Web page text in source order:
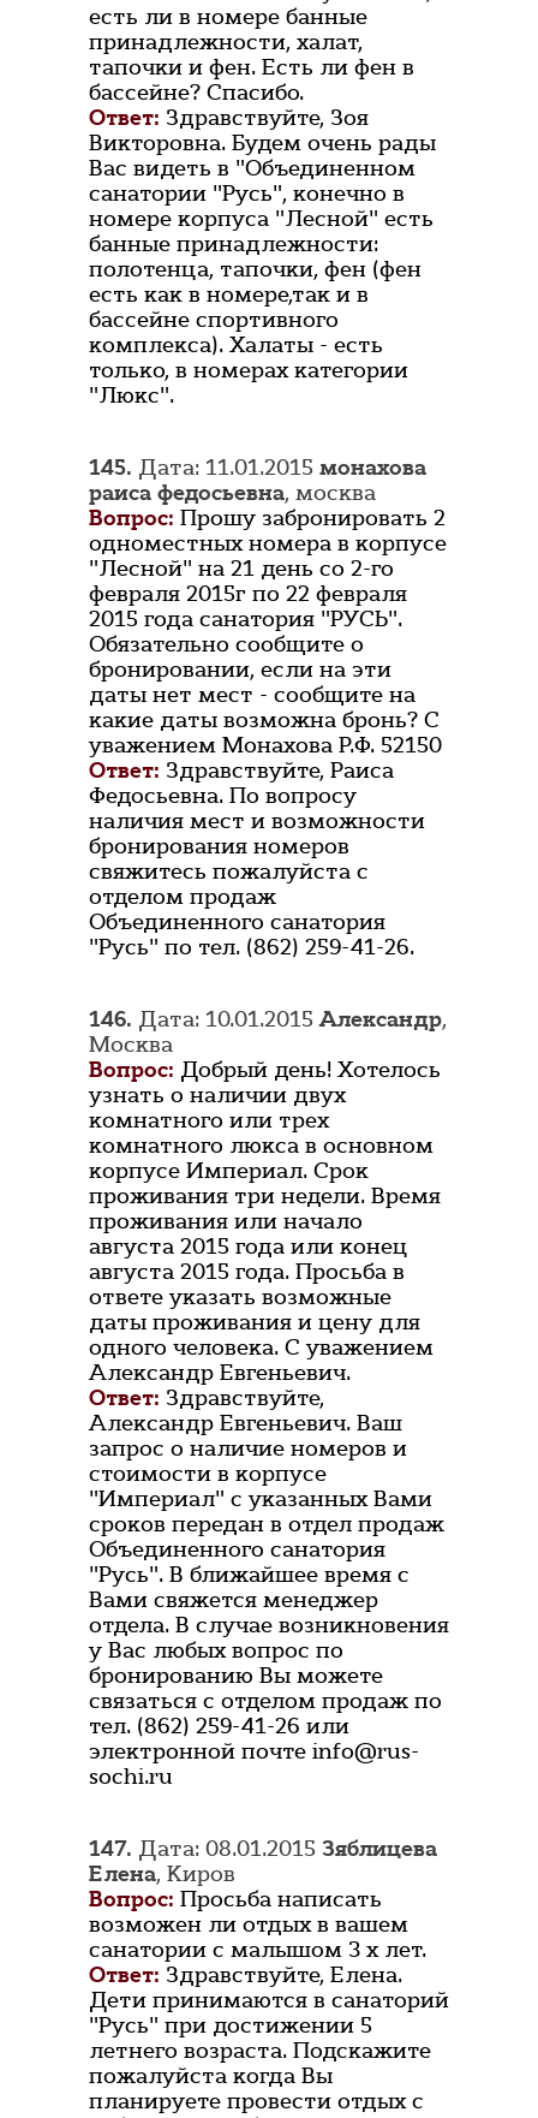
есть ли в номере банные
принадлежности, халат,
тапочки и фен. Есть ли фен в
бассейне? Спасибо.
Ответ: Здравствуйте, Зоя
Викторовна. Будем очень рады
Вас видеть в "Объединенном
санатории "Русь", конечно в
номере корпуса "Лесной" есть
банные принадлежности:
полотенца, тапочки, фен (фен
есть как в номере,так и в
бассейне спортивного
комплекса). Халаты - есть
только, в номерах категории
"Люкс".
145. Дата: 11.01.2015 монахова
раиса федосьевна, москва
Вопрос: Прошу забронировать 2
одноместных номера в корпусе
"Лесной" на 21 день со 2-го
февраля 2015г по 22 февраля
2015 года санатория "РУСЬ".
Обязательно сообщите о
бронировании, если на эти
даты нет мест - сообщите на
какие даты возможна бронь? С
уважением Монахова Р.Ф. 52150
Ответ: Здравствуйте, Раиса
Федосьевна. По вопросу
наличия мест и возможности
бронирования номеров
свяжитесь пожалуйста с
отделом продаж
Объединенного санатория
"Русь" по тел. (862) 259-41-26.
146. Дата: 10.01.2015Александр,
Москва
Вопрос: Добрый день! Хотелось
узнать о наличии двух
комнатного или трех
комнатного люкса в основном
корпусе Империал. Срок
проживания три недели. Время
проживания или начало
августа 2015 года или конец
августа 2015 года. Просьба в
ответе указать возможные
даты проживания и цену для
одного человека. С уважением
Александр Евгеньевич.
Ответ: Здравствуйте,
Александр Евгеньевич. Ваш
запрос о наличие номеров и
стоимости в корпусе
"Империал" с указанных Вами
сроков передан в отдел продаж
Объединенного санатория
"Русь". В ближайшее время с
Вами свяжется менеджер
отдела. В случае возникновения
у Вас любых вопрос по
бронированию Вы можете
связаться с отделом продаж по
тел. (862) 259-41-26 или
электронной почте info@rus-
sochi.ru
147. Дата: 08.01.2015 Зяблицева
Елена, Киров
Вопрос: Просьба написать
возможен ли отдых в вашем
санатории с малышом 3 х лет.
Ответ: Здравствуйте, Елена.
Дети принимаются в санаторий
"Русь" при достижении 5
летнего возраста. Подскажите
пожалуйста когда Вы
планируете провести отдых с